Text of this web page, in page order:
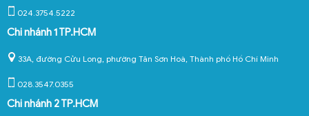
024.3754.5222
Chi nhánh 1 TP.HCM
33A, đường Cửu Long, phường Tân Sơn Hoà, Thành phố Hồ Chí Minh
028.3547.0355
Chi nhánh 2 TP.HCM